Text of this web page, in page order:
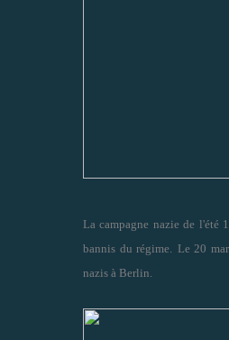
La campagne nazie de l'été
bannis du régime.
Le 20
nazis à Berlin.